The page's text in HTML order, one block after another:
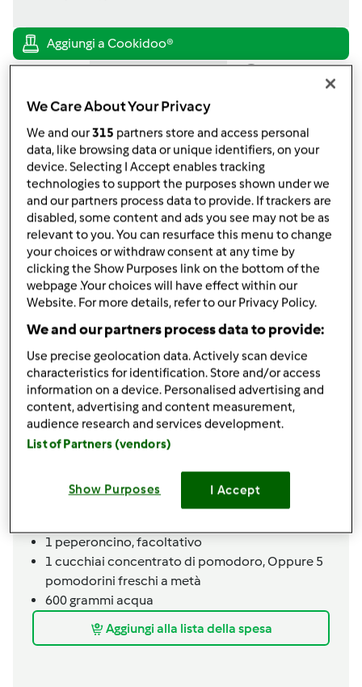
published: 15-01-2020
Aggiungi alle mie raccolte
condividi la ricetta
Crea variante
Ingredienti
Zuppa semplice di cavolo cappuccio
contest ricette "leggere"
600grammicavolo cappuccio
2patate
1cipolla
sale e pepe
1 peperoncino,facoltativo
1 cucchiai concentrato di pomodoro,Oppure 5
pomodorini freschi a metà
600grammi acqua
Aggiungi alla lista della spesa
We Care About Your Privacy
We and our315 partners store and access personal
data, like browsing data or unique identifiers, on your
device. Selecting I Accept enables tracking
technologies to support the purposes shown under we
and our partners process data to provide. If trackers are
disabled, some content and ads you see may not be as
relevant to you. You can resurface this menu to change
your choices or withdraw consent at any time by
clicking the Show Purposes link on the bottom of the
webpage .Your choices will have effect within our
Website. For more details, refer to our Privacy Policy.
We and our partners process data to provide:
Use precise geolocation data. Actively scan device
characteristics for identification. Store and/or access
information on a device. Personalised advertising and
content, advertising and content measurement,
audience research and services development.
List of Partners (vendors)
Show Purposes I Accept